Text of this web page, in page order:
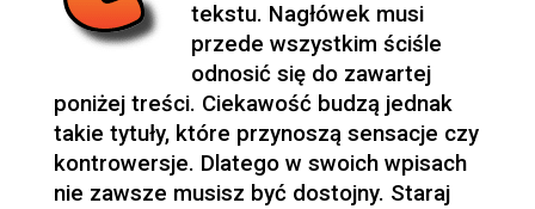
tekstu. Nagłówek musi
przede wszystkim ściśle
odnosić się do zawartej
poniżej treści. Ciekawość budzą jednak
takie tytuły, które przynoszą sensacje czy
kontrowersje. Dlatego w swoich wpisach
nie zawsze musisz być dostojny. Staraj